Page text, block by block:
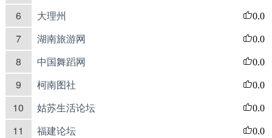
6 大理州 0.0
7 湖南旅游网 0.0
8 中国舞蹈网 0.0
9 柯南图社 0.0
10 姑苏生活论坛 0.0
11 福建论坛 0.0